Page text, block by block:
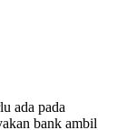
ada pada
bank ambil